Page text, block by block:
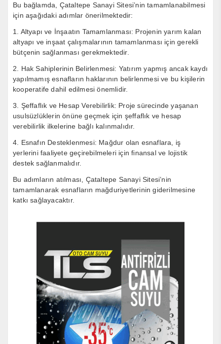
Bu bağlamda, Çataltepe Sanayi Sitesi’nin tamamlanabilmesi
için aşağıdaki adımlar önerilmektedir:
1. Altyapı ve İnşaatın Tamamlanması: Projenin yarım kalan
altyapı ve inşaat çalışmalarının tamamlanması için gerekli
bütçenin sağlanması gerekmektedir.
2. Hak Sahiplerinin Belirlenmesi: Yatırım yapmış ancak kaydı
yapılmamış esnafların haklarının belirlenmesi ve bu kişilerin
kooperatife dahil edilmesi önemlidir.
3. Şeffaflık ve Hesap Verebilirlik: Proje sürecinde yaşanan
usulsüzlüklerin önüne geçmek için şeffaflık ve hesap
verebilirlik ilkelerine bağlı kalınmalıdır.
4. Esnafın Desteklenmesi: Mağdur olan esnaflara, iş
yerlerini faaliyete geçirebilmeleri için finansal ve lojistik
destek sağlanmalıdır.
Bu adımların atılması, Çataltepe Sanayi Sitesi’nin
tamamlanarak esnafların mağduriyetlerinin giderilmesine
katkı sağlayacaktır.